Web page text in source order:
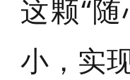
这颗“
小，实